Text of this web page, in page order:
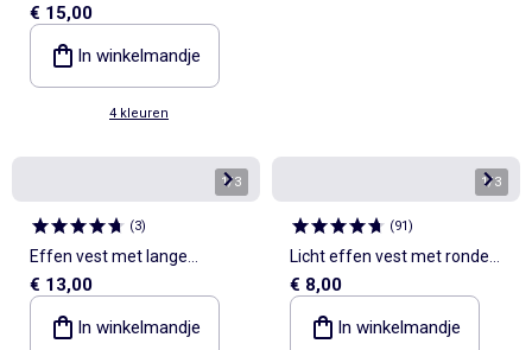
aan de voorkant
€ 15,00
In winkelmandje
4 kleuren
1/3
(3)
Effen vest met lange
mouwen
€ 13,00
In winkelmandje
1/3
(91)
Licht effen vest met ronde
hals
€ 8,00
In winkelmandje